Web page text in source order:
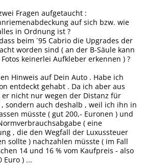
Fragen aufgetaucht :
auf sich bzw. wie
in Ordnung ist ?
beim ´95 Cabrio die Upgrades der
worden sind ( an der B-Säule kann
keinerlei Aufkleber erkennen ) ?
Hinweis auf Dein Auto . Habe ich
entdeckt gehabt . Da ich aber aus
nicht nur wegen der Distanz für
sondern auch deshalb , weil ich ihn in
müsste ( gut 200,- Euronen ) und
( eine
, die den Wegfall der Luxussteuer
sollte ) nachzahlen müsste ( im Fall
14 und 16 % vom Kaufpreis - also
Euro ) ...